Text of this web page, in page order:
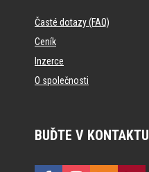
Časté dotazy (FAQ)
Ceník
Inzerce
O společnosti
BUĎTE V KONTAKTU